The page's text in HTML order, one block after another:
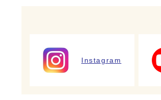
Instagram